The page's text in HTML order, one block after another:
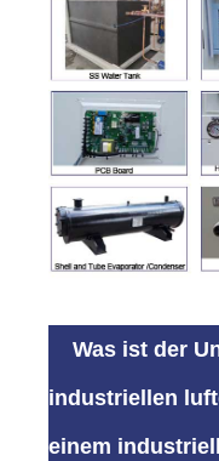
Was ist der
industriellen
einem